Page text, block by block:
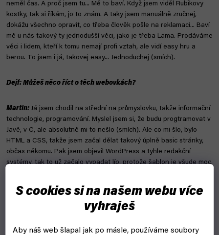
S cookies si na našem webu více
vyhraješ
Aby náš web šlapal jak po másle, používáme soubory
neměl čas. A proč jsem tu... Mě to baví. Když jsem viděl Rubikovy
kostky, tak si říkám, jo to znám. A taky jsem manuálně zručnej,
dokážu všechno opravit, co třeba člověk pošle na reklamaci... Baví
mě u nás takový ty jednodušší věci, jako je třeba Lama. Prodáváme
věci i lidem, kteří k tomu nemají profi vztah, ale vidí easy hru a
berou. To jsem i já, takovej easy... Jednoduchej (smích).
Dejf: Můžeš něco říct o těch webovkách?
Martin: Já jsem chodil na střední na průmyslovku, takže informační
technologie, programování. Myslel jsem si, že budu progtramovat v
Javě, v C, ale absolutně mi to nešlo (smích). Ale co mi šlo, bylo
HTML a CSS, takže jsem začal dělat takový úplně basic stránky,
občas někomu. Pak jsem objevil WordPress a tyhle redakční
systémy, tak to už začalo vypadat líp, protože šablon je všude moc.